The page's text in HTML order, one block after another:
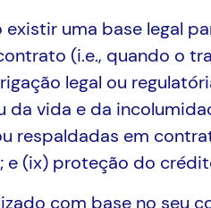
uma base legal
(i.e., quando o
legal ou
vida e da
respaldadas em
e (ix) proteção do
com base no seu